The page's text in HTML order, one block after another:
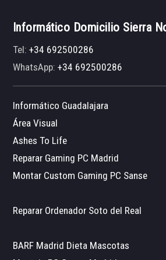
Informático Domicilio Sierra
Tel:+34 692500286
WhatsApp:+34 692500286
Informático Guadalajara
Área Visual
Ashes To Life
Reparar Gaming PC Madrid
Montar Custom Gaming PC Sanse
Reparar Ordenador Soto del Real
BARF Madrid Dieta Mascotas